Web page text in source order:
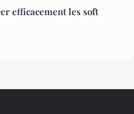
efficacement les soft